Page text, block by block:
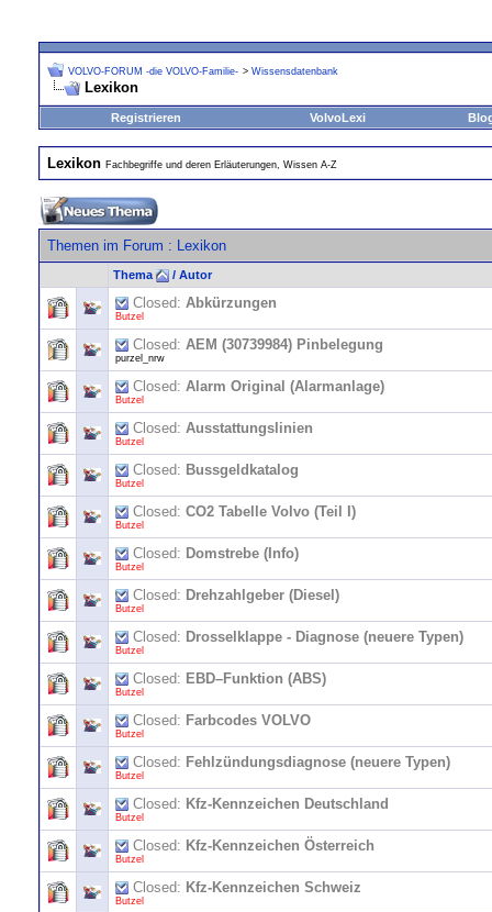
VOLVO-FORUM -die VOLVO-Familie- > Wissensdatenbank
Lexikon
Registrieren VolvoLexi
Lexikon Fachbegriffe und deren Erläuterungen, Wissen A-Z
Themen im Forum : Lexikon
Thema / Autor
Closed: Abkürzungen
Butzel
Closed: AEM (30739984) Pinbelegung
purzel_nrw
Closed: Alarm Original (Alarmanlage)
Butzel
Closed: Ausstattungslinien
Butzel
Closed: Bussgeldkatalog
Butzel
Closed: CO2 Tabelle Volvo (Teil I)
Butzel
Closed: Domstrebe (Info)
Butzel
Closed: Drehzahlgeber (Diesel)
Butzel
Closed: Drosselklappe - Diagnose (neuere Typen)
Butzel
Closed: EBD–Funktion (ABS)
Butzel
Closed: Farbcodes VOLVO
Butzel
Closed: Fehlzündungsdiagnose (neuere Typen)
Butzel
Closed: Kfz-Kennzeichen Deutschland
Butzel
Closed: Kfz-Kennzeichen Österreich
Butzel
Closed: Kfz-Kennzeichen Schweiz
Butzel